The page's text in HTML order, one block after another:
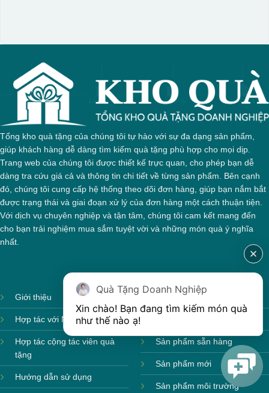
Tổng kho quà tặng của chúng tôi tự hào với sự đa dạng sản phẩm,
giúp khách hàng dễ dàng tìm kiếm quà tặng phù hợp cho mọi dịp.
Trang web của chúng tôi được thiết kế trực quan, cho phép bạn dễ
dàng tra cứu giá cả và thông tin chi tiết về từng sản phẩm. Bên cạnh
đó, chúng tôi cung cấp hệ thống theo dõi đơn hàng, giúp bạn nắm bắt
được trạng thái và giai đoạn xử lý của đơn hàng một cách thuận tiện.
Với dịch vụ chuyên nghiệp và tận tâm, chúng tôi cam kết mang đến
cho bạn trải nghiệm mua sắm tuyệt vời và những món quà ý nghĩa
nhất.
Giới thiệu
Hợp tác với Nhà cung cấp
Hợp tác cộng tác viên quà
tặng
Hướng dẫn sử dụng
Ảnh sản xuất
Sản phẩm sẵn hàng
Sản phẩm mới
Sản phẩm môi trường
Quà Tặng Doanh Nghiệp
Xin chào! Bạn đang tìm kiếm món quà
như thế nào ạ!